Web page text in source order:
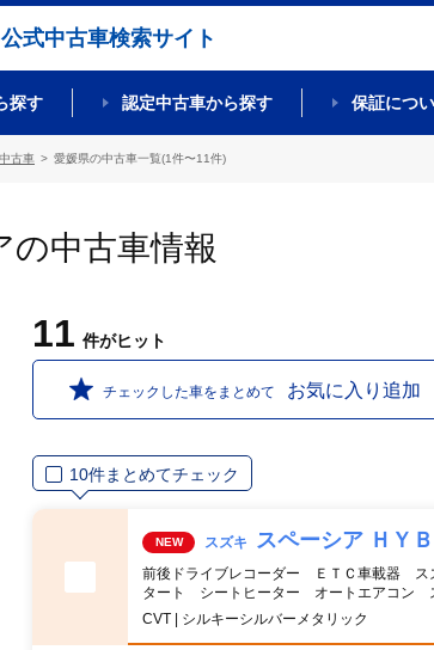
式中古車検索サイト
探す 認定中古車から探す 保証につ
古車 愛媛県の中古車一覧(1件〜11件)
の中古車情報
11 件がヒット
チェックした車をまとめて お気に入り追加
10件まとめてチェック
NEW スズキ スペーシア ＨＹ
前後ドライブレコーダー ＥＴＣ車載器
タート シートヒーター オートエアコン
CVT | シルキーシルバーメタリック